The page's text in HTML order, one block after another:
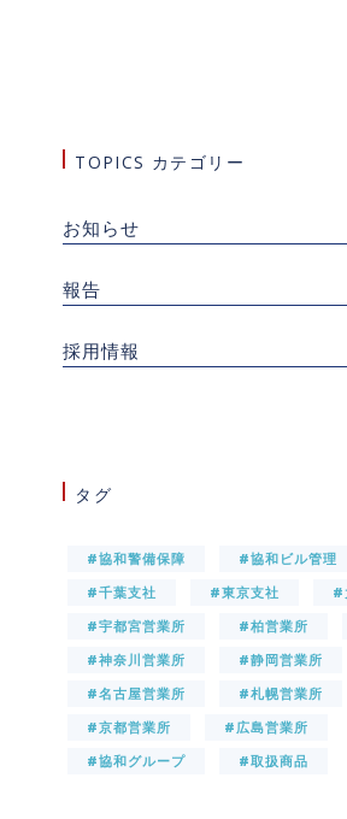
TOPICS カテゴリー
お知らせ
報告
採用情報
タグ
#協和警備保障
#協和ビル管理
#千葉支社
#東京支社
#
#宇都宮営業所
#柏営業所
#神奈川営業所
#静岡営業所
#名古屋営業所
#札幌営業所
#京都営業所
#広島営業所
#協和グループ
#取扱商品